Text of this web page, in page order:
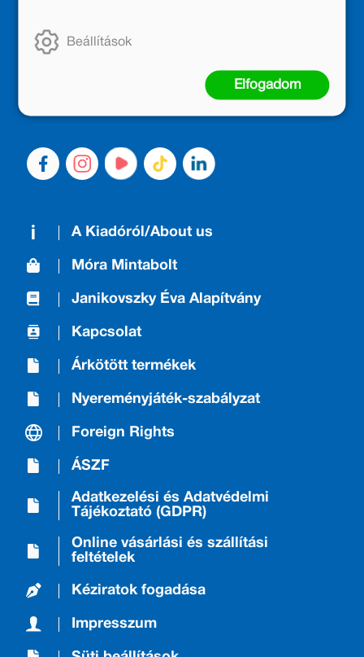
Kiadónk generációkat ajándékozott és ajándékoz meg az
olvasás örömével, olvasni szerető gyerekekből olvasni
szerető felnőttek lettek, akik mindezt továbbadták a
A Kiadóról/About us
Móra Mintabolt
Janikovszky Éva Alapítvány
Kapcsolat
Árkötött termékek
Nyereményjáték-szabályzat
Foreign Rights
ÁSZF
Adatkezelési és Adatvédelmi
Tájékoztató (GDPR)
Online vásárlási és szállítási
feltételek
Kéziratok fogadása
Impresszum
Beállítások
Elfogadom